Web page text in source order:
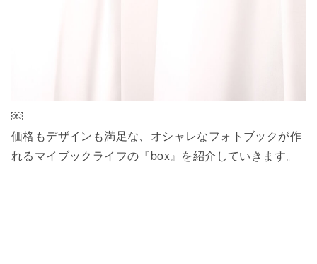
￼
価格もデザインも満足な、オシャレなフォトブックが作
れるマイブックライフの『box』を紹介していきます。